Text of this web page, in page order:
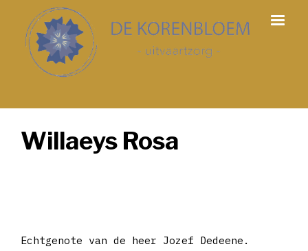
Willaeys Rosa
Echtgenote van de heer Jozef Dedeene.